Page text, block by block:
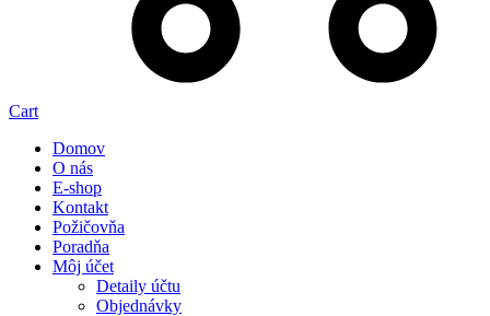
Cart
Domov
O nás
E-shop
Kontakt
Požičovňa
Poradňa
Môj účet
Detaily účtu
Objednávky